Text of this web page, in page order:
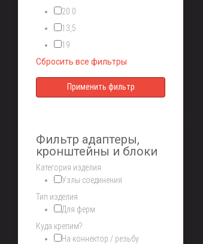
20.0
13,5
19
Сбросить все фильтры
Фильтр адаптеры,
кронштейны и блоки
Категория изделия
Узлы соединения
Тип изделия
Для ферм
Куда крепим?
На коннектор / резьбу